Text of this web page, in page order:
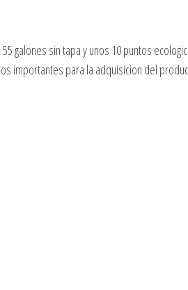
galones sin tapa y unos 10 puntos
importantes para la adquisicion del